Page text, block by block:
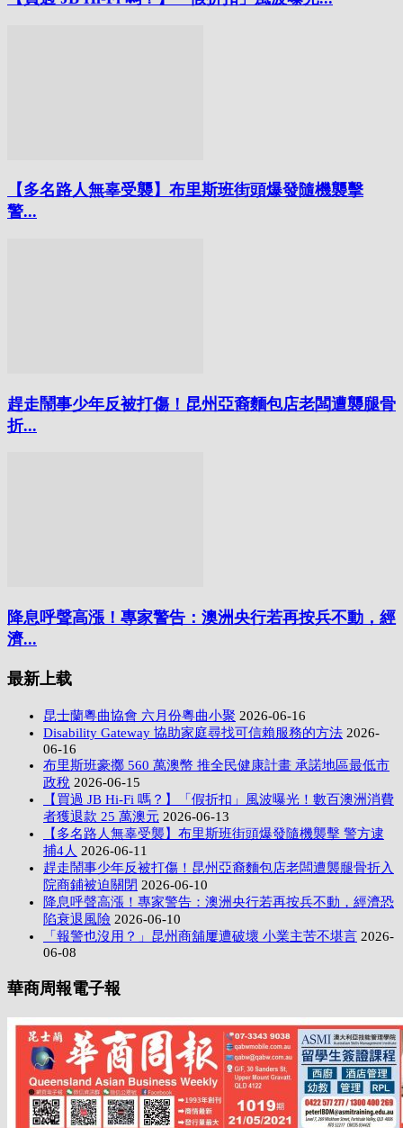
【多名路人無辜受襲】布里斯班街頭爆發隨機襲擊
警...
趕走鬧事少年反被打傷！昆州亞裔麵包店老闆遭襲腿骨
折...
降息呼聲高漲！專家警告：澳洲央行若再按兵不動，經
濟...
最新上载
昆士蘭粵曲協會 六月份粵曲小聚 2026-06-16
Disability Gateway 協助家庭尋找可信賴服務的方法 2026-
06-16
布里斯班豪擲 560 萬澳幣 推全民健康計畫 承諾地區最低市
政稅 2026-06-15
【買過 JB Hi-Fi 嗎？】「假折扣」風波曝光！數百澳洲消費
者獲退款 25 萬澳元 2026-06-13
【多名路人無辜受襲】布里斯班街頭爆發隨機襲擊 警方逮
捕4人 2026-06-11
趕走鬧事少年反被打傷！昆州亞裔麵包店老闆遭襲腿骨折入
院商鋪被迫關閉 2026-06-10
降息呼聲高漲！專家警告：澳洲央行若再按兵不動，經濟恐
陷衰退風險 2026-06-10
「報警也沒用？」昆州商舖屢遭破壞 小業主苦不堪言 2026-
06-08
華商周報電子報